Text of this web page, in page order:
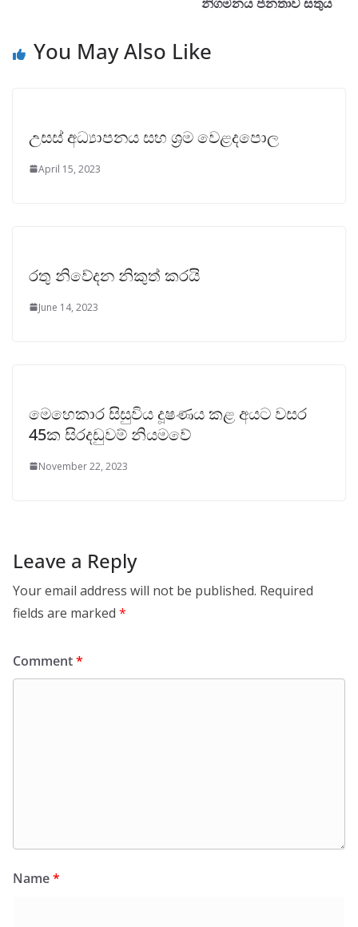
You May Also Like
උසස් අධ්‍යාපනය සහ ශ්‍රම වෙළදපොල
April 15, 2023
රතු නිවේදන නිකුත් කරයි
June 14, 2023
මෙහෙකාර සිසුවිය දූෂණය කළ අයට වසර
45ක සිරදඩුවම් නියමවේ
November 22, 2023
Leave a Reply
Your email address will not be published. Required
fields are marked *
Comment*
Name*